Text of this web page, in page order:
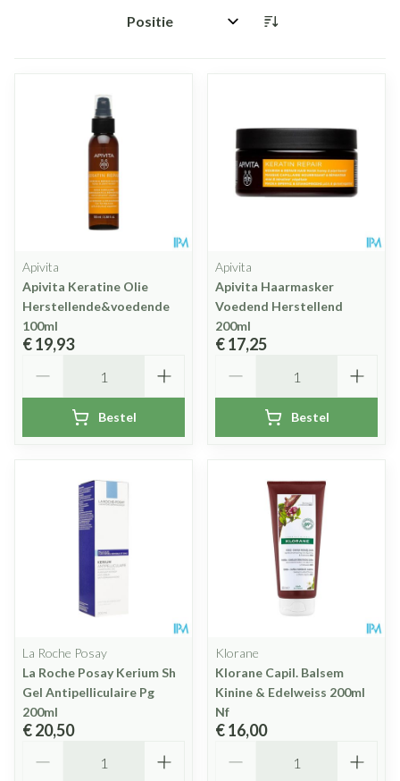
Sorteer op:
Apivita
Apivita Keratine Olie
Herstellende&voedende
100ml
€ 19,93
Bestel
Apivita
Apivita Haarmasker
Voedend Herstellend
200ml
€ 17,25
Bestel
La Roche Posay
La Roche Posay Kerium Sh
Gel Antipelliculaire Pg
200ml
€ 20,50
Klorane
Klorane Capil. Balsem
Kinine & Edelweiss 200ml
Nf
€ 16,00